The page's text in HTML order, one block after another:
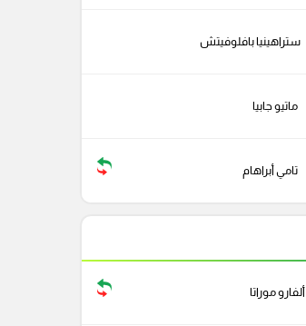
ستراهينيا بافلوفيتش
ماتيو جابيا
تامي أبراهام
ألفارو موراتا